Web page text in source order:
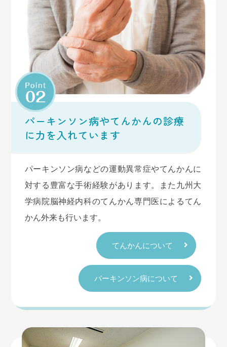
12月28日～1月4日 年末年始の休み
1月5日（月） 研修のため休診
1月6日（火）から通常診療となります。
お急ぎのことがありましたらお電話（留守番電話に
かけていただくと緊急連絡先の番号を確認すること
ができます）あるいはホームページからメールにて
ご連絡ください。
2025.11.04 お知らせ
12月の臨時休診のお知らせ
ご不便をおかけいたしますが、よろしくお願いいた
します
10月の臨時休診のお知らせ
10/27（月）は都合により午前中を休診といたしま
診療開始は14時となります
パーキンソン病やてんかんの診療
に力を入れています
パーキンソン病などの運動異常症やてんかんに
対する豊富な手術経験があります。また九州大
学病院脳神経内科のてんかん専門医によるてん
かん外来も行います。
てんかんについて
パーキンソン病について